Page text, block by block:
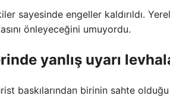
sayesinde engeller kaldırıldı.
önleyeceğini umuyordu.
yanlış uyarı
baskılarından birinin sahte olduğu